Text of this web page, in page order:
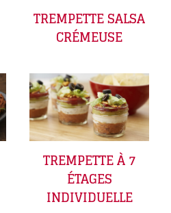
TREMPETTE SALSA
CRÉMEUSE
TREMPETTE À 7
ÉTAGES
INDIVIDUELLE